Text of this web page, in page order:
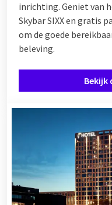
inrichting. Geniet van
Skybar SIXX en gratis
om de goede
beleving.
Bekijk